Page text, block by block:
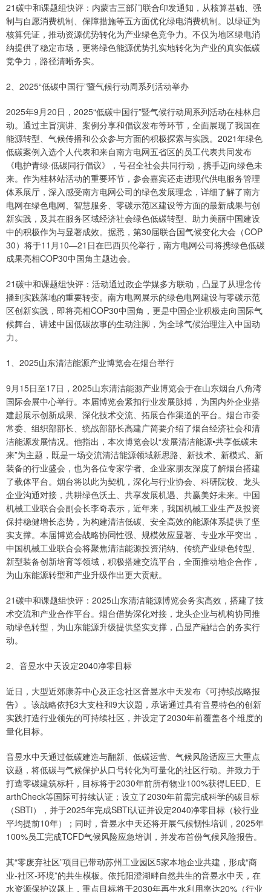
21碳中和课题组快评：内蒙古三部门联合印发通知，从核算基础、强
制与自愿消费机制、保障措施等五方面优化绿电消费机制。以绿证为
核算凭证，推动资源优势转化为产业绿色竞争力。不仅为地区绿电消
纳提供了稳定市场，更将绿色能源优势扎实地转化为产业的真实低碳
竞争力，路径清晰务实。
2、2025“低碳中国行”暨气候行动周系列活动举办
2025年9月20日，2025“低碳中国行”暨气候行动周系列活动在桂林启
动。通过主旨演讲、案例分享和倡议发布等环节，全面展现了我国在
能源转型、气候传播和公众参与方面的积极探索与实践。2021年绿色
低碳案例入选个人代表和来自南方电网五省区的员工代表共同发布
《电护青绿·低碳同行倡议》，号召全社会共同行动，携手迈向绿色未
来。作为桂林站活动的重要环节，参会嘉宾还走进现代供电服务管理
体系展厅，深入感受南方电网公司的绿色发展理念，详细了解了南方
电网在绿色电网、智慧服务、零碳示范区建设等方面的最新成果与创
新实践，及其在服务区域经济社会绿色低碳转型、助力美丽中国建设
中的积极作为与显著成效。据悉，第30届联合国气候变化大会（COP
30）将于11月10—21日在巴西贝伦举行，南方电网公司将携绿色低碳
成果亮相COP30中国角主题边会。
21碳中和课题组快评：活动通过政企学媒多方联动，凸显了从理念传
播到实践落地的重要转变。南方电网展示的绿色电网建设与零碳示范
区创新实践，即将亮相COP30中国角，更是中国企业积极走向国际气
候舞台、讲述中国低碳故事的生动注脚，为全球气候治理注入中国动
力。
1、2025山东清洁能源产业博览会在烟台举行
9月15日至17日，2025山东清洁能源产业博览会于在山东烟台八角湾
国际会展中心举行。本届博览会紧扣行业发展脉搏，为国内外企业搭
建起展示创新成果、深化技术交流、拓展合作渠道的平台。烟台市委
常委、组织部部长、统战部部长高建广简要介绍了烟台经济社会和清
洁能源发展情况。他指出，本次博览会以“发展清洁能源•共享低碳未
来”为主题，既是一场交流清洁能源领域新思路、新技术、新模式、新
装备的行业盛会，也为各位专家学者、企业家朋友深度了解烟台搭建
了载体平台。烟台将以此为契机，深化与行业协会、科研院校、龙头
企业沟通对接，共耕绿色沃土、共享发展机遇、共赢美好未来。中国
机械工业联合会副会长李奇表示，近年来，我国机械工业生产及投资
保持稳健增长态势，为构建清洁低碳、安全高效的能源体系提供了坚
实支撑。本届博览会战略协同性强、规模效应显著、专业水平突出，
中国机械工业联合会将聚焦清洁能源投资消纳、传统产业绿色转型、
新型装备创新培育等领域，积极搭建交流平台，全面推动地企合作，
为山东能源转型和产业升级作出更大贡献。
21碳中和课题组快评：2025山东清洁能源博览会务实高效，搭建了技
术交流和产业合作平台。烟台借势深化对接，龙头企业与机构协同推
动绿色转型，为山东能源升级提供坚实支撑，凸显产融结合的务实行
动。
2、音昱水中天设定2040净零目标
近日，大型近郊康养中心及正念社区音昱水中天发布《可持续战略报
告》。该战略依托3大支柱和9大议题，承诺通过具有音昱特色的创新
实践打造行业领先的可持续社区，并设定了2030年前覆盖各个维度的
量化目标。
音昱水中天通过低碳建造与翻新、低碳运营、气候风险适应三大重点
议题，将低碳与气候保护从口号转化为可量化的社区行动。并致力于
打造零碳建筑标杆，目标将于2030年前所有物业100%获得LEED、E
arthCheck等国际可持续认证；设立了2030年前需完成科学的碳目标
（SBTi），并于2025年完成SBTi认证并设定2040净零目标（较行业
平均提前10年）；同时，音昱水中天还将开展气候韧性培训，2025年
100%员工完成TCFD气候风险应急培训，并发布首份气候风险报告。
其“零废弃社区”项目已带动苏州工业园区5家本地企业共建，形成“商
业-社区-环境”的共生模板。依托阳澄湖畔自然共生的音昱水中天，在
水资源保护议题上，重点目标将于2030年再生水利用率达20%（行业